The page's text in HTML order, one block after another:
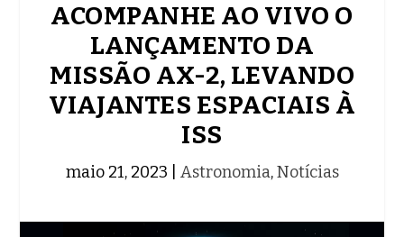
ACOMPANHE AO VIVO O
LANÇAMENTO DA
MISSÃO AX-2, LEVANDO
VIAJANTES ESPACIAIS À
ISS
maio 21, 2023 Astronomia,Notícias